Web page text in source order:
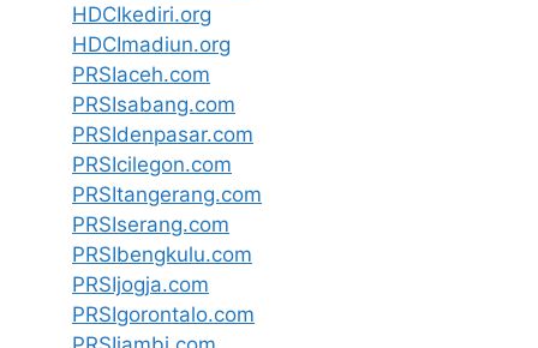
HDCIkediri.org
HDCImadiun.org
PRSIaceh.com
PRSIsabang.com
PRSIdenpasar.com
PRSIcilegon.com
PRSItangerang.com
PRSIserang.com
PRSIbengkulu.com
PRSIjogja.com
PRSIgorontalo.com